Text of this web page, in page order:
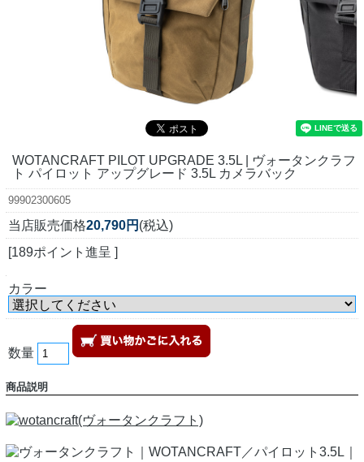
WOTANCRAFT PILOT UPGRADE 3.5L | ヴォータンクラフ
ト パイロット アップグレード 3.5L カメラバック
99902300605
当店販売価格20,790円 (税込)
[189ポイント進呈 ]
カラー
数量
商品説明